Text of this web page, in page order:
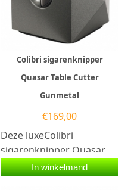
Colibri sigarenknipper
Quasar Table Cutter
Gunmetal
€169,00
Deze luxeColibri
sigarenknipper Quasar
Table Cutter Gunmetal is
één combinatie van de...
In winkelmand